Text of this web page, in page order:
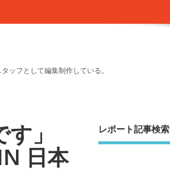
ッフとして編集制作している。
」
日本
レポート記事検索